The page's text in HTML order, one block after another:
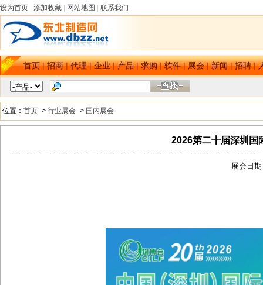
设为首页 添加收藏 网站地图 联系我们
首页|招商|代理|企业|产品|求购|软件|展会|新闻|招聘|
位置： 首页 -> 行业展会 -> 国内展会
2026第二十届深圳国
展会日